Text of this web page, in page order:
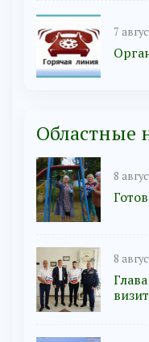
7
Областные
8
8